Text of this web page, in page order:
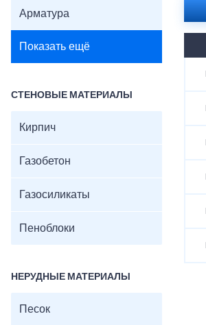
Арматура
Показать ещё
СТЕНОВЫЕ МАТЕРИАЛЫ
Кирпич
Газобетон
Газосиликаты
Пеноблоки
НЕРУДНЫЕ МАТЕРИАЛЫ
Песок